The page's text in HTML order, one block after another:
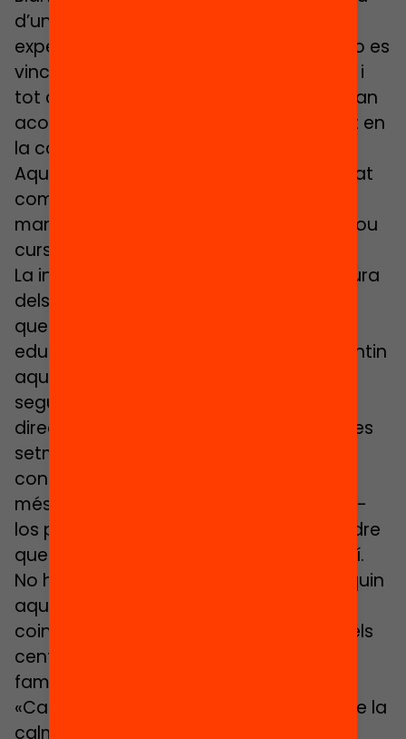
d’un centre d’alta complexitat. La seva
experiència diu que amb famílies que no es
vinculaven a l’escola o amb les que fins i
tot costava establir comunicació ara han
aconseguit crear un lligam estret basat en
la confiança i l’acompanyament.
Aquest vincle, que tots tres han destacat
com a poderós, és un dels trets que cal
mantenir i reforçar amb l’arribada del nou
curs.
La incertesa sobre com serà la reobertura
dels centres al setembre però és un fet
que genera neguit en molts centres
educatius. Que els equips docents afrontin
aquesta tornada amb confiança i
seguretat és un dels reptes que els i les
directores de centre tenen a les mans les
setmanes vinents. “Per donar aquesta
confiança als docents, cal escoltar-los
més que mai des de l’equip directiu i fer-
los partícips de les decisions, cal entendre
que anem tots a una” assenyalava Regí.
No hi ha receptes màgiques que dosifiquin
aquesta confiança, però tots tres
coincidien en fomentar l’escolta dins dels
centres, i també amb l’alumnat i les
famílies.
«Cal crear els escenaris possibles des de la
calma i no ser alarmistes» insistia López